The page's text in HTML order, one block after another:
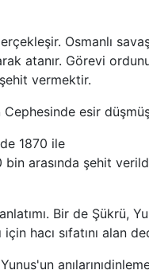
Osmanlı
atanır. Görevi
vermektir.
esir
1870 ile
bin arasında şehit
Bir de Şükrü,
hacı sıfatını alan